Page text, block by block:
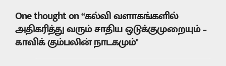
One thought on “கல்வி வளாகங்களில்
அதிகரித்து வரும் சாதிய ஒடுக்குமுறையும் –
காவிக் கும்பலின் நாடகமும்"